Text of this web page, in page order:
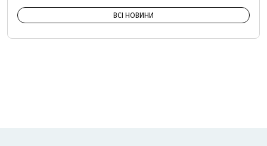
ВСІ НОВИНИ